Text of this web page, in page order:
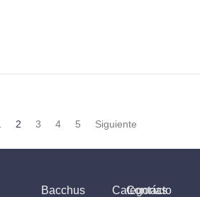
2 3 4 5 Siguiente
Bacchus Categorías
Contacto